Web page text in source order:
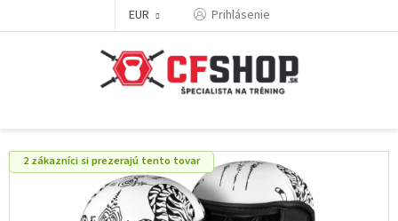
EUR Prihlásenie